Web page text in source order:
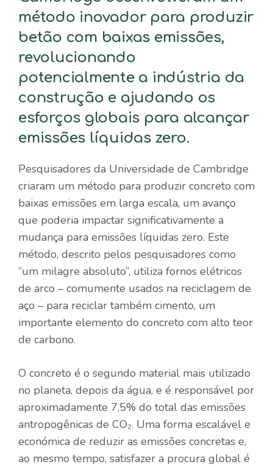
método inovador para produzir
betão com baixas emissões,
revolucionando
potencialmente a indústria da
construção e ajudando os
esforços globais para alcançar
emissões líquidas zero.
Pesquisadores da Universidade de Cambridge
criaram um método para produzir concreto com
baixas emissões em larga escala, um avanço
que poderia impactar significativamente a
mudança para emissões líquidas zero. Este
método, descrito pelos pesquisadores como
“um milagre absoluto”, utiliza fornos elétricos
de arco – comumente usados ​​na reciclagem de
aço – para reciclar também cimento, um
importante elemento do concreto com alto teor
de carbono.
O concreto é o segundo material mais utilizado
no planeta, depois da água, e é responsável por
aproximadamente 7,5% do total das emissões
antropogênicas de CO₂. Uma forma escalável e
económica de reduzir as emissões concretas e,
ao mesmo tempo, satisfazer a procura global é